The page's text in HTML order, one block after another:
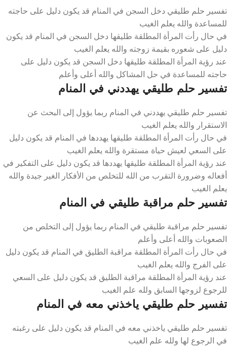
تفسير حلم طليقي دخل السجن في المنام قد يكون دليل على حاجته
للمساعدة والله يعلم الغيب
في حال رأت المرأة المطلقة طليقها دخل السجن في المنام قد يكون
دليل على شعوره بقيمة زوجته والله يعلم الغيب
عند رؤية المرأة المطلقة طليقها دخل السجن قد يكون دليل على
حاجته للمساعدة في حل المشاكل والله أعلى وأعلم
تفسير حلم طليقي يهددني في المنام
تفسير حلم طليقي يهددني في المنام ربما يؤول إلى البحث عن
الاستقرار والله يعلم الغيب
في حال رأت المرأة المطلقة طليقها يهددها في المنام قد يكون دليل
على السعي لعيش حياة مستقرة والله يعلم الغيب
عند رؤية المرأة المطلقة طليقها يهددها قد يكون دليل على التفكير في
أفعاله وضرورة التقرب من الله للتخلص من الأفكار الغير جيدة والله
يعلم الغيب
تفسير حلم مراقبة طليقي في المنام
تفسير حلم مراقبة طليقي في المنام ربما يؤول إلى التخلص من
الصعوبات والله أعلى وأعلم
في حال رأت المرأة المطلقة مراقبة الطليق في المنام قد يكون دليل
على الفرج والله يعلم الغيب
عند رؤية المرأة المطلقة مراقبة الطليق قد يكون دليل على السعي
للرجوع لزوجها السابق ولله علم الغيب
تفسير حلم طليقي ياخذني معه في المنام
تفسير حلم طليقي ياخذني معه في المنام قد يكون دليل على رغبته
في الرجوع لها ولله علم الغيب